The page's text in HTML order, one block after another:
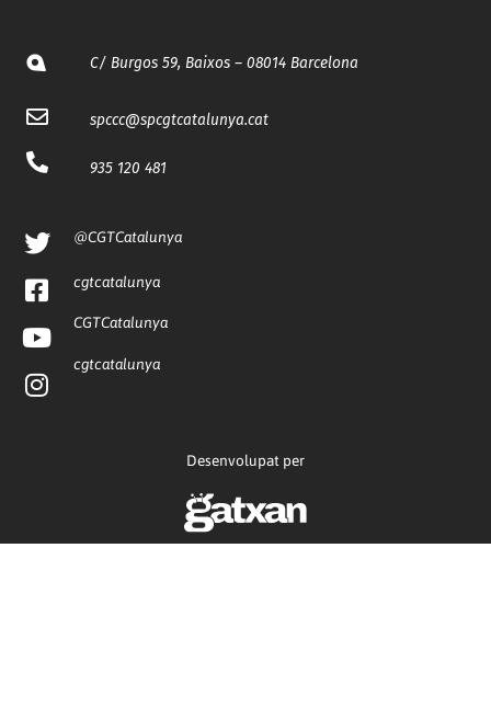
C/ Burgos 59, Baixos – 08014 Barcelona
spccc@spcgtcatalunya.cat
935 120 481
@CGTCatalunya
cgtcatalunya
CGTCatalunya
cgtcatalunya
Desenvolupat per